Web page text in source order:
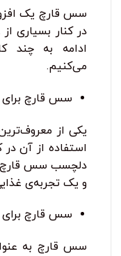
سس قارچ یک
در کنار بسیاری
ادامه به چند
می‌کنیم.
سس قارچ
یکی از
استفاده از آن
دلچسب سس قارچ
و یک تجربه‌ی
سس قارچ برای
سس قارچ به